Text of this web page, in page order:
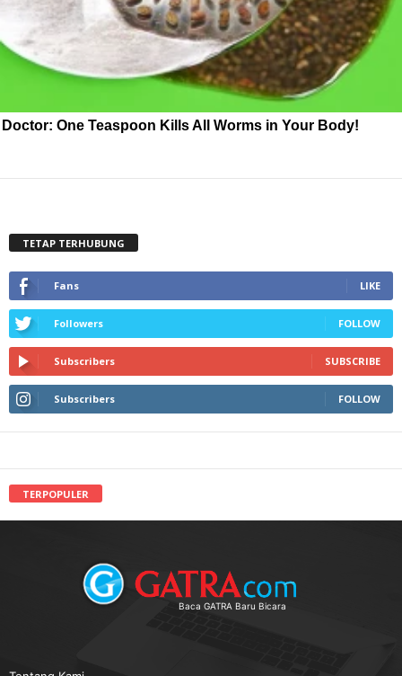
Doctor: One Teaspoon Kills All Worms in Your Body!
TETAP TERHUBUNG
Fans LIKE
Followers FOLLOW
Subscribers SUBSCRIBE
Subscribers FOLLOW